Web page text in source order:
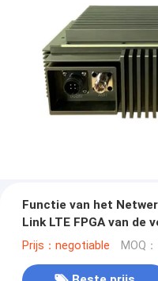
Functie van het
Link LTE FPGA van
Draadloze
Prijs：negotiable MOQ